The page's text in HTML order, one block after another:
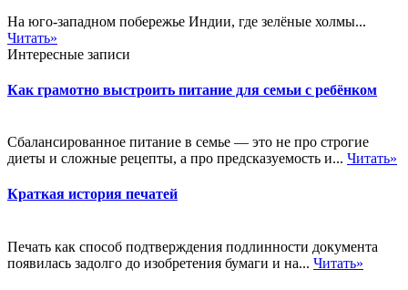
На юго-западном побережье Индии, где зелёные холмы...
Читать»
Интересные записи
Как грамотно выстроить питание для семьи с ребёнком
Сбалансированное питание в семье — это не про строгие
диеты и сложные рецепты, а про предсказуемость и... Читать»
Краткая история печатей
Печать как способ подтверждения подлинности документа
появилась задолго до изобретения бумаги и на... Читать»